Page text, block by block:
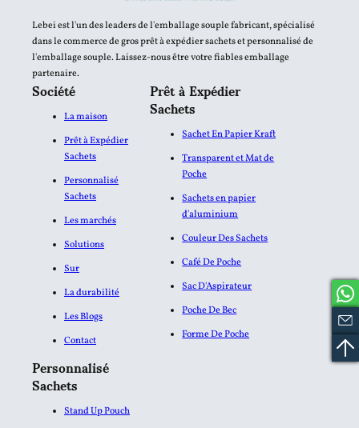
Lebei est l'un des leaders de l'emballage souple fabricant, spécialisé
dans le commerce de gros prêt à expédier sachets et personnalisé de
l'emballage souple. Laissez-nous être votre fiables emballage
partenaire.
Société
La maison
Prêt à Expédier
Sachets
Personnalisé
Sachets
Les marchés
Solutions
Sur
La durabilité
Les Blogs
Contact
Prêt à Expédier
Sachets
Sachet En Papier Kraft
Transparent et Mat de
Poche
Sachets en papier
d'aluminium​
Couleur Des Sachets
Café De Poche
Sac D'Aspirateur
Poche De Bec
Forme De Poche
Personnalisé
Sachets
Stand Up Pouch